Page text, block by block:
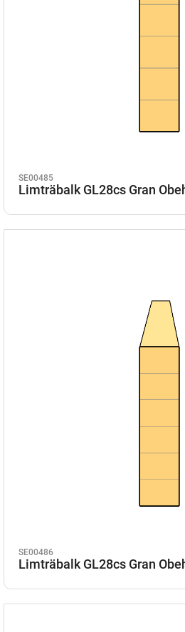
SE00485
Limträbalk GL28cs Gran
SE00486
Limträbalk GL28cs Gran